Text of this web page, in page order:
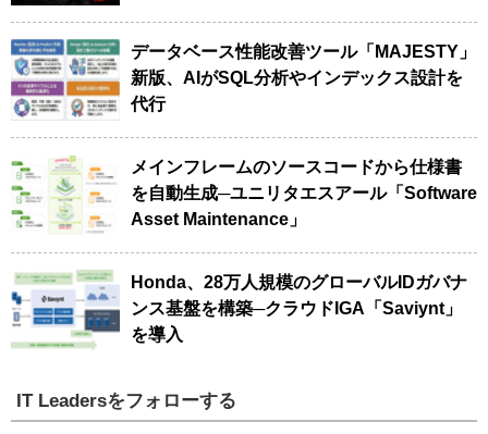
データベース性能改善ツール「MAJESTY」
新版、AIがSQL分析やインデックス設計を
代行
メインフレームのソースコードから仕様書
を自動生成─ユニリタエスアール「Software
Asset Maintenance」
Honda、28万人規模のグローバルIDガバナ
ンス基盤を構築─クラウドIGA「Saviynt」
を導入
IT Leadersをフォローする